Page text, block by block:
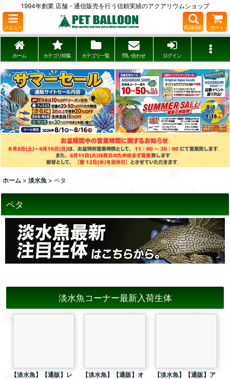
1994年創業 店舗・通信販売を行う信頼実績のアクアリウムショップ
メニュー 商品検索 カート
ホーム カテゴリ特集 カテゴリ一覧 問い合わせ ログイン
ホーム > 淡水魚 > ペタ
ペタ
淡水魚コーナー最新入荷生体
【淡水魚】【通販】レ
【淡水魚】【通販】オ
【淡水魚】【通販】ア